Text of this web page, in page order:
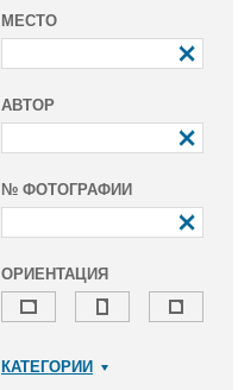
МЕСТО
АВТОР
№ ФОТОГРАФИИ
ОРИЕНТАЦИЯ
КАТЕГОРИИ